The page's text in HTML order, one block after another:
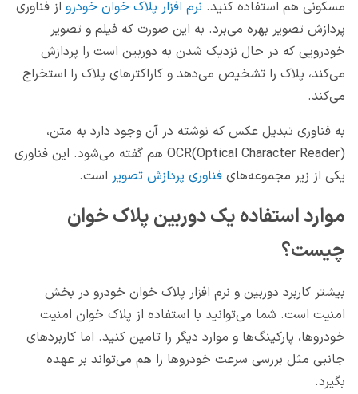
مسکونی هم استفاده کنید. نرم افزار پلاک خوان خودرو از فناوری
پردازش تصویر بهره می‌برد. به این صورت که فیلم و تصویر
خودرویی که در حال نزدیک شدن به دوربین است را پردازش
می‌کند، پلاک را تشخیص می‌دهد و کاراکتر‌های پلاک را استخراج
می‌کند.
به فناوری تبدیل عکس که نوشته در آن وجود دارد به متن،
OCR(Optical Character Reader) هم گفته می‌شود. این فناوری
یکی از زیر مجموعه‌های فناوری پردازش تصویر است.
موارد استفاده یک دوربین پلاک خوان
چیست؟
بیشتر کاربرد دوربین و نرم افزار پلاک خوان خودرو در بخش
امنیت است. شما می‌توانید با استفاده از پلاک خوان امنیت
خودروها، پارکینگ‌ها و موارد دیگر را تامین کنید. اما کاربردهای
جانبی مثل بررسی سرعت خودروها را هم می‌تواند بر عهده
بگیرد.